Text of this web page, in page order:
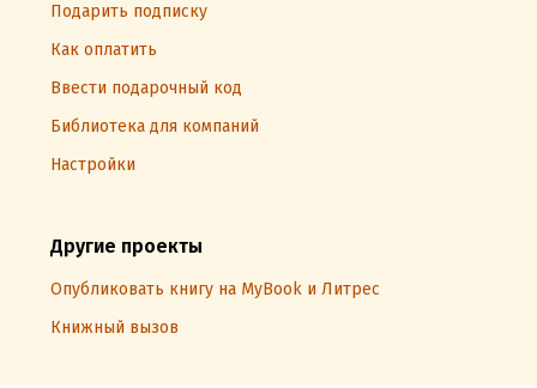
Подарить подписку
Как оплатить
Ввести подарочный код
Библиотека для компаний
Настройки
Другие проекты
Опубликовать книгу на MyBook и Литрес
Книжный вызов